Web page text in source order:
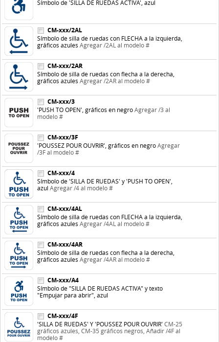
Símbolo de 'SILLA DE RUEDAS ACTIVA', azul
CM-xxx/2AL
Símbolo de silla de ruedas con FLECHA a la izquierda,
gráficos azules Agregar /2AL al modelo #
CM-xxx/2AR
Símbolo de silla de ruedas con flecha a la derecha,
gráficos azules Agregar /2AR al modelo #
CM-xxx/3
'PUSH TO OPEN', gráficos en negroAgregar /3 al
modelo #
CM-xxx/3F
'POUSSEZ POUR OUVRIR', gráficos en negroAgregar
/3F al modelo #
CM-xxx/4
Símbolo de 'SILLA DE RUEDAS' y 'PUSH TO OPEN',
azul Agregar /4 al modelo #
CM-xxx/4AL
Símbolo de silla de ruedas con FLECHA a la izquierda,
gráficos azules Agregar /4AL al modelo #
CM-xxx/4AR
Símbolo de silla de ruedas con flecha a la derecha,
gráficos azules Agregar /4AR al modelo #
CM-xxx/A4
Símbolo de "SILLA DE RUEDAS ACTIVA" y texto
"Empujar para abrir", azul
CM-xxx/4F
'SILLA DE RUEDAS' Y 'POUSSEZ POUR OUVRIR' CM-25
gráficos azules, CM-35 gráficos negros, Añadir /4F al
modelo #